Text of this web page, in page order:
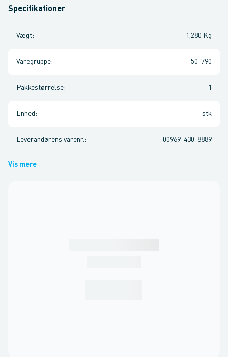
Specifikationer
Vægt: 1,280 Kg
Varegruppe: 50-790
Pakkestørrelse: 1
Enhed : stk
Leverandørens varenr. : 00969-430-8889
Vis mere